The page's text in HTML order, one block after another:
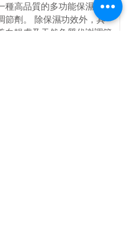
種高品質的多功能保濕劑和
節劑。 除保濕功效外，具
白靚膚及天然角質代謝調節